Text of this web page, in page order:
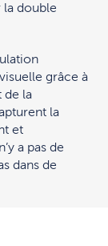
la double
grâce à
de la
la
et
a pas de
dans de